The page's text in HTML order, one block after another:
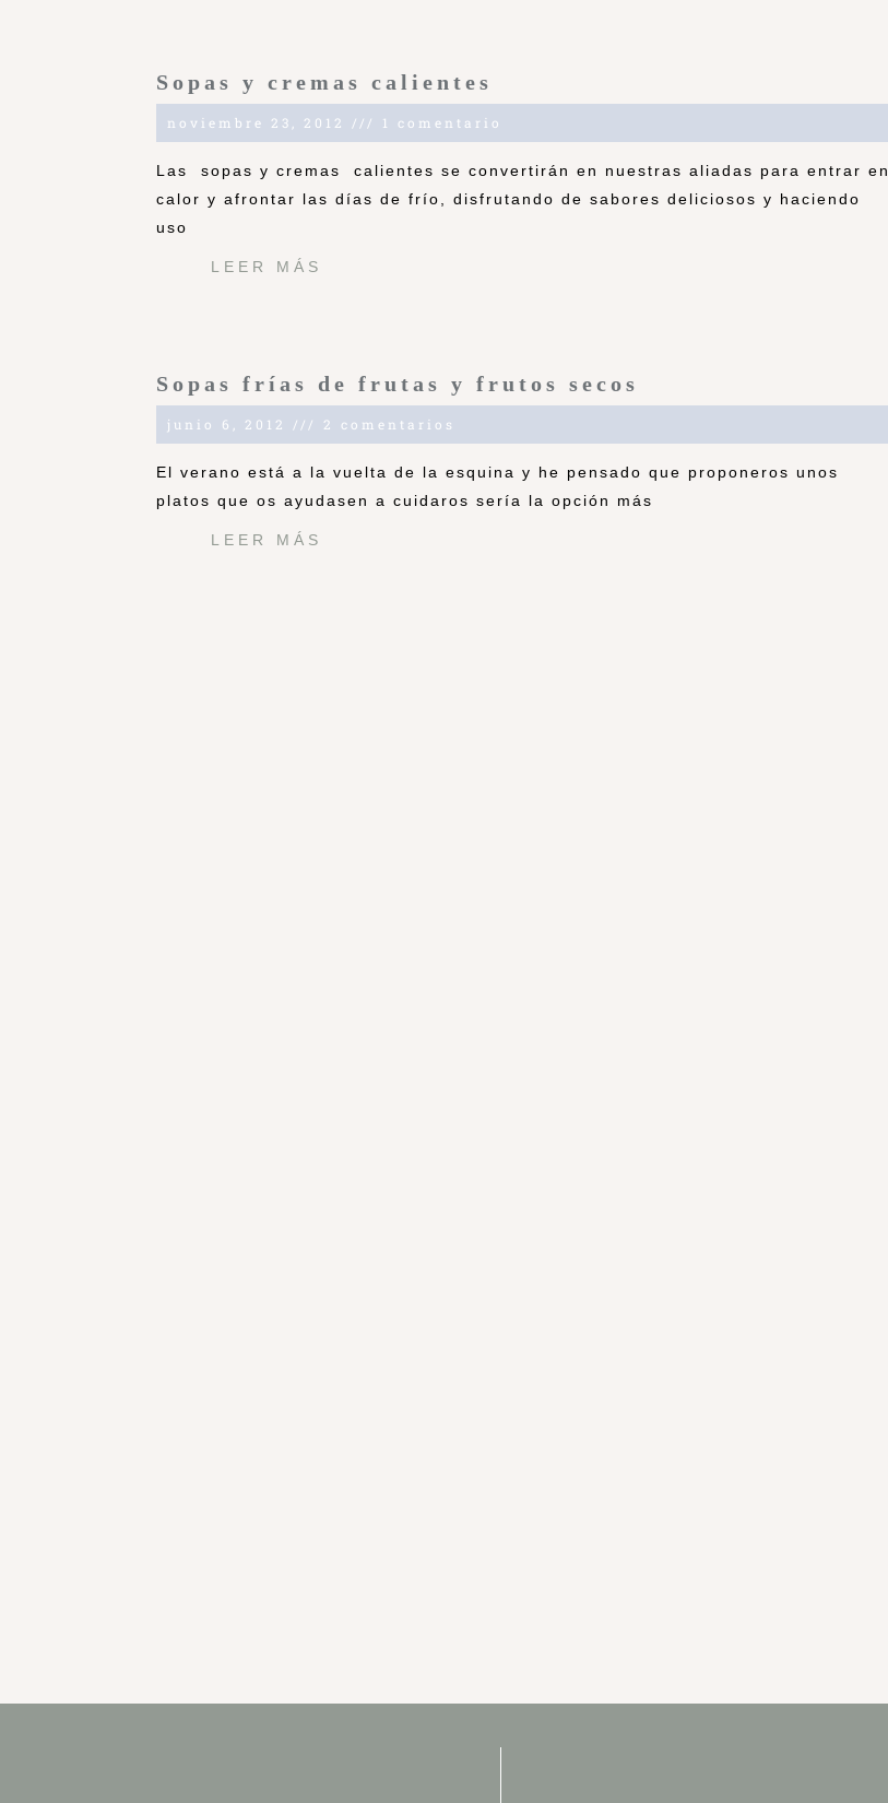
Sopas y cremas calientes
noviembre 23, 2012 1 comentario
Las sopas y cremas calientes se convertirán en nuestras aliadas para entrar en
calor y afrontar las días de frío, disfrutando de sabores deliciosos y haciendo
uso
LEER MÁS
Sopas frías de frutas y frutos secos
junio 6, 2012 2 comentarios
El verano está a la vuelta de la esquina y he pensado que proponeros unos
platos que os ayudasen a cuidaros sería la opción más
LEER MÁS